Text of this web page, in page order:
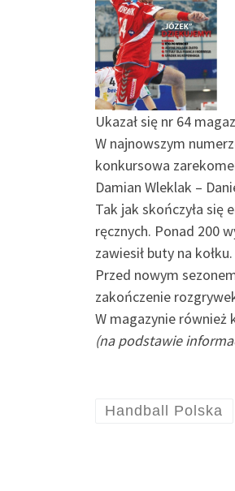
Ukazał się nr 64
W najnowszym
konkursowa
Damian Wleklak –
Tak jak skończyła się
ręcznych. Ponad 200
zawiesił buty na kołku.
Przed nowym
zakończenie
W magazynie również
(na podstawie
Handball Polska